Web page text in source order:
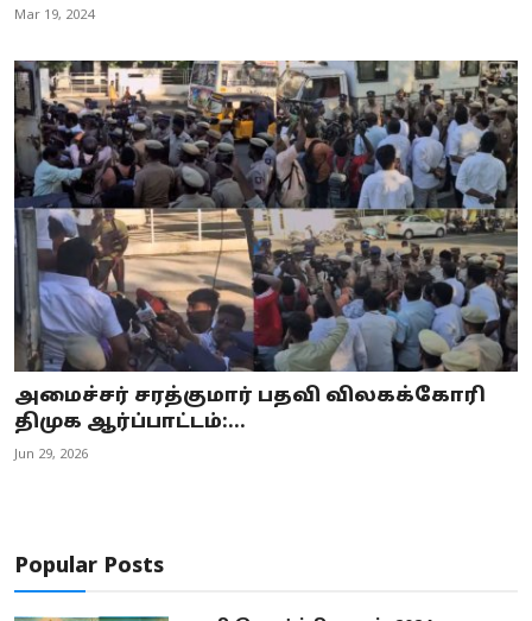
Mar 19, 2024
அமைச்சர் சரத்குமார் பதவி விலகக்கோரி
திமுக ஆர்ப்பாட்டம்:...
Jun 29, 2026
Popular Posts